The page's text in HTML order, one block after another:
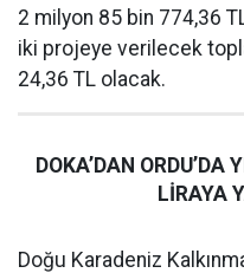
2 milyon 85 bin 774,36
iki projeye verilecek
24,36 TL olacak.
DOKA’DAN ORDU’DA
LİRAYA
Doğu Karadeniz